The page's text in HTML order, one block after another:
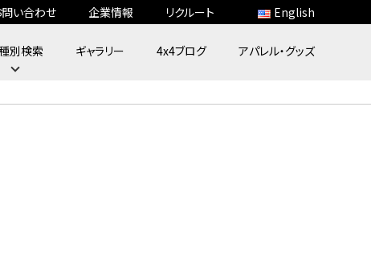
別検索 ギャラリー 4x4ブログ アパレル・グッズ
問い合わせ 企業情報 リクルート English